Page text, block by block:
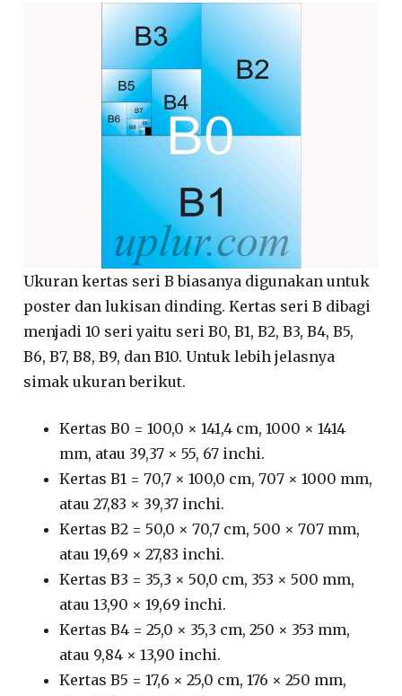
Ukuran kertas seri B biasanya digunakan untuk
poster dan lukisan dinding. Kertas seri B dibagi
menjadi 10 seri yaitu seri B0, B1, B2, B3, B4, B5,
B6, B7, B8, B9, dan B10. Untuk lebih jelasnya
simak ukuran berikut.
Kertas B0 = 100,0 × 141,4 cm, 1000 × 1414
mm, atau 39,37 × 55, 67 inchi.
Kertas B1 = 70,7 × 100,0 cm, 707 × 1000 mm,
atau 27,83 × 39,37 inchi.
Kertas B2 = 50,0 × 70,7 cm, 500 × 707 mm,
atau 19,69 × 27,83 inchi.
Kertas B3 = 35,3 × 50,0 cm, 353 × 500 mm,
atau 13,90 × 19,69 inchi.
Kertas B4 = 25,0 × 35,3 cm, 250 × 353 mm,
atau 9,84 × 13,90 inchi.
Kertas B5 = 17,6 × 25,0 cm, 176 × 250 mm,